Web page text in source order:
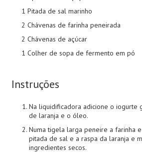
1 Pitada de sal marinho
2 Chávenas de farinha peneirada
2 Chávenas de açúcar
1 Colher de sopa de fermento em pó
Instruções
Na liquidificadora adicione o iogurte
de laranja e o óleo.
Numa tigela larga peneire a farinha e
pitada de sal e a raspa da laranja e
ingredientes secos.